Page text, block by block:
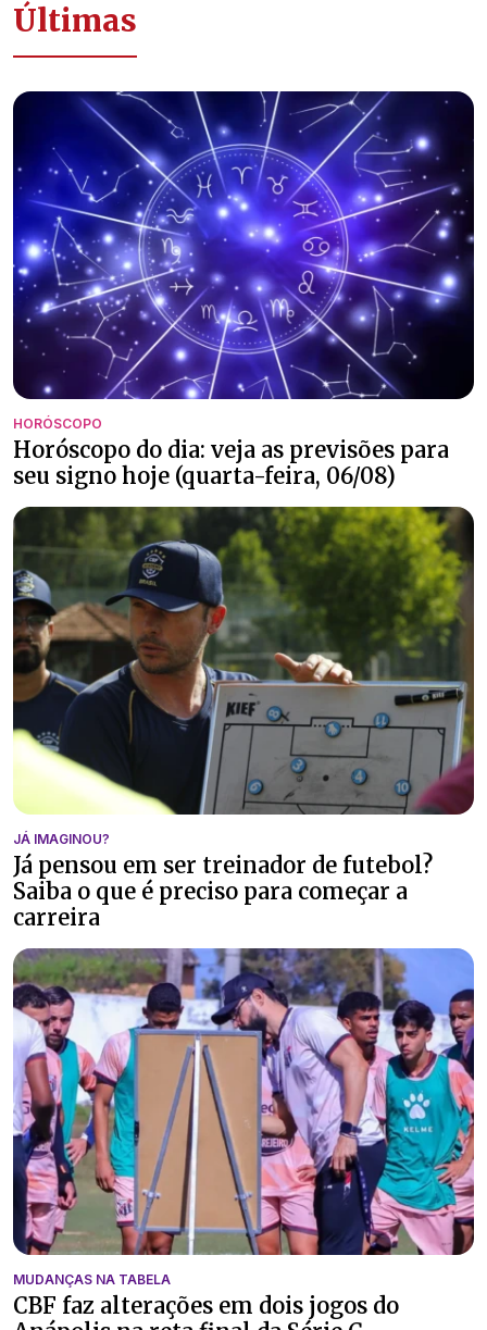
Últimas
HORÓSCOPO
Horóscopo do dia: veja as previsões para
seu signo hoje (quarta-feira, 06/08)
JÁ IMAGINOU?
Já pensou em ser treinador de futebol?
Saiba o que é preciso para começar a
carreira
MUDANÇAS NA TABELA
CBF faz alterações em dois jogos do